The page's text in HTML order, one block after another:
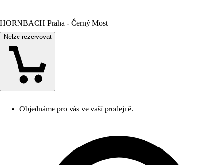
HORNBACH Praha - Černý Most
Nelze rezervovat
Objednáme pro vás ve vaší prodejně.